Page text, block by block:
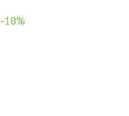
-18%